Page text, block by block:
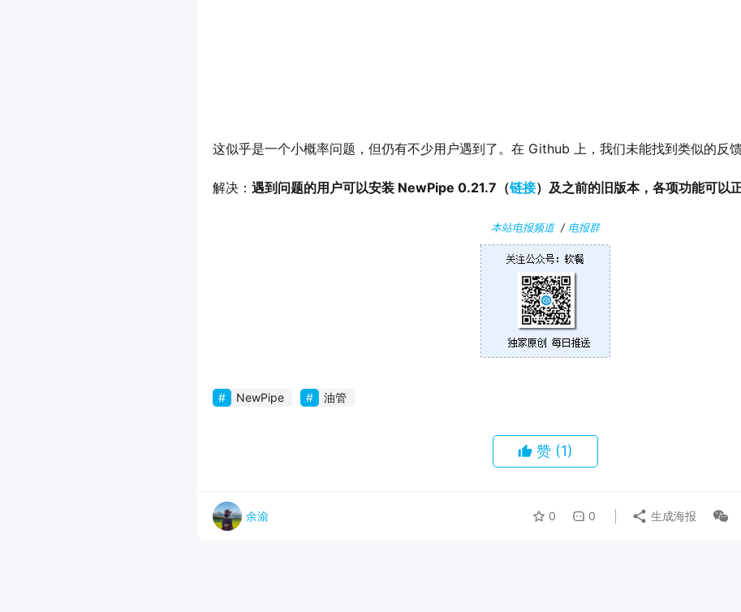
这似乎是一个小概率问题，但仍有不少用户遇到了。在 Github 上，我们未能找到类似的反馈
解决： 遇到问题的用户可以安装 NewPipe 0.21.7（链接）及之前的旧版本，各项功能可以
本站电报频道/ 电报群
NewPipe 油管
赞 (1)
余渝 0 0 生成海报